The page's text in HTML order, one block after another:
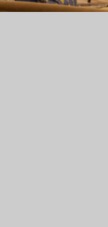
Pressure